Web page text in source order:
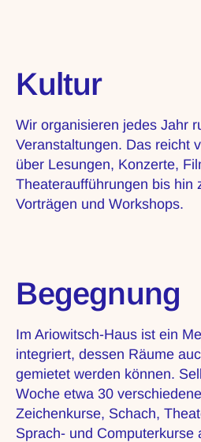
Kultur
Wir organisieren jedes Jahr
Veranstaltungen. Das reicht
über Lesungen, Konzerte,
Theateraufführungen bis hin
Vorträgen und Workshops.
Begegnung
Im Ariowitsch-Haus ist ein
integriert, dessen Räume
gemietet werden können.
Woche etwa 30
Zeichenkurse, Schach,
Sprach- und Computerkurse